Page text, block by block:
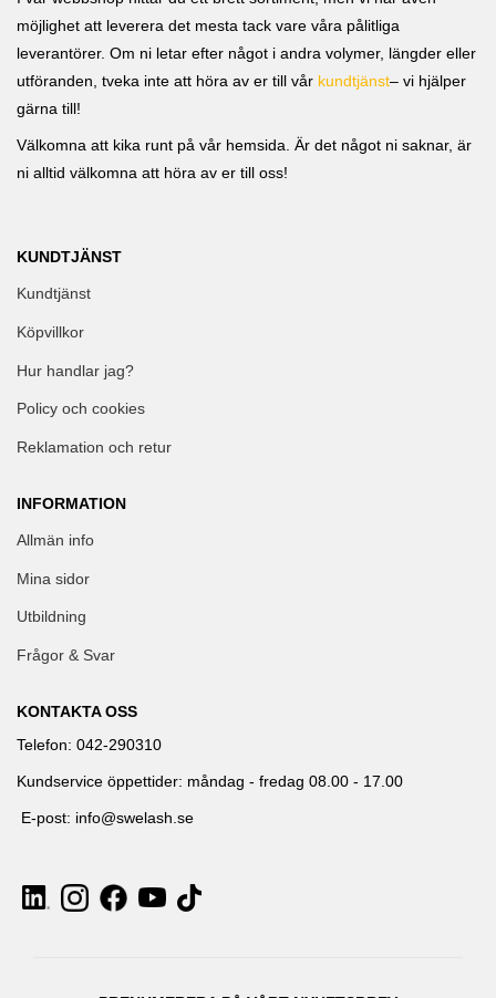
möjlighet att leverera det mesta tack vare våra pålitliga
leverantörer. Om ni letar efter något i andra volymer, längder eller
utföranden, tveka inte att höra av er till vår kundtjänst– vi hjälper
gärna till!
Välkomna att kika runt på vår hemsida. Är det något ni saknar, är
ni alltid välkomna att höra av er till oss!
KUNDTJÄNST
Kundtjänst
Köpvillkor
Hur handlar jag?
Policy och cookies
Reklamation och retur
INFORMATION
Allmän info
Mina sidor
Utbildning
Frågor & Svar
KONTAKTA OSS
Telefon: 042-290310
Kundservice öppettider: måndag - fredag 08.00 - 17.00
E-post: info@swelash.se